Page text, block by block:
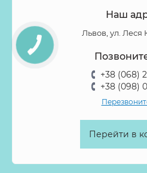
Наш
Львов, ул. Леся
+38 (068)
+38 (098)
Перейти в